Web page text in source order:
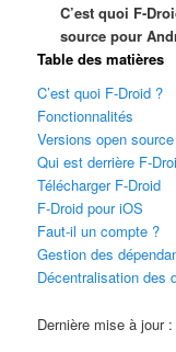
C’est quoi F-
source pour
Table des matières
C’est quoi F-Droid ?
Fonctionnalités
Versions open
Qui est derrière F-
Télécharger F-Droid
F-Droid pour iOS
Faut-il un compte ?
Gestion des
Décentralisation des
Dernière mise à jour